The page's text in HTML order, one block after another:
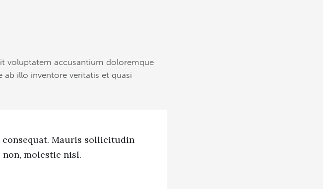
voluptatem accusantium doloremque
ab illo inventore veritatis et quasi
Mauris sollicitudin
molestie nisl.